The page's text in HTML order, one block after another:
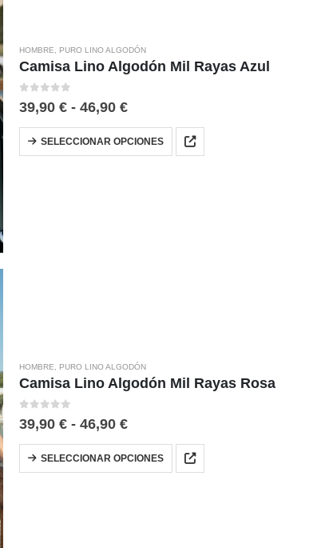
HOMBRE, PURO LINO ALGODÓN
Camisa Lino Algodón Mil Rayas Azul
39,90 € - 46,90 €
SELECCIONAR OPCIONES
HOMBRE PURO LINO ALGODÓN
Camisa Lino Algodón Mil Rayas Rosa
39,90 € - 46,90 €
SELECCIONAR OPCIONES